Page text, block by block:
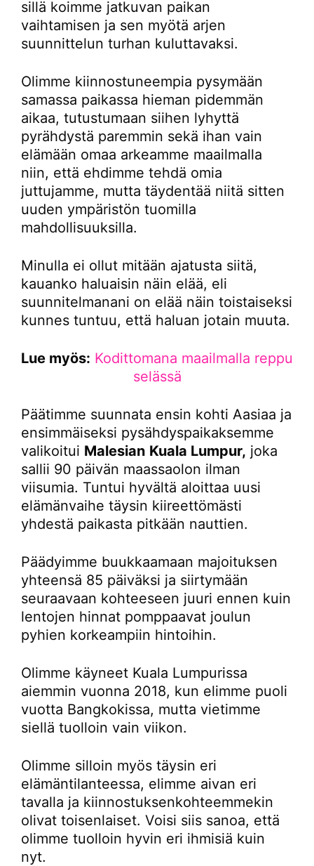
sillä koimme jatkuvan paikan
vaihtamisen ja sen myötä arjen
suunnittelun turhan kuluttavaksi.
Olimme kiinnostuneempia pysymään
samassa paikassa hieman pidemmän
aikaa, tutustumaan siihen lyhyttä
pyrähdystä paremmin sekä ihan vain
elämään omaa arkeamme maailmalla
niin, että ehdimme tehdä omia
juttujamme, mutta täydentää niitä sitten
uuden ympäristön tuomilla
mahdollisuuksilla.
Minulla ei ollut mitään ajatusta siitä,
kauanko haluaisin näin elää, eli
suunnitelmanani on elää näin toistaiseksi
kunnes tuntuu, että haluan jotain muuta.
Lue myös: Kodittomana maailmalla reppu
selässä
Päätimme suunnata ensin kohti Aasiaa ja
ensimmäiseksi pysähdyspaikaksemme
valikoitui Malesian Kuala Lumpur, joka
sallii 90 päivän maassaolon ilman
viisumia. Tuntui hyvältä aloittaa uusi
elämänvaihe täysin kiireettömästi
yhdestä paikasta pitkään nauttien.
Päädyimme buukkaamaan majoituksen
yhteensä 85 päiväksi ja siirtymään
seuraavaan kohteeseen juuri ennen kuin
lentojen hinnat pomppaavat joulun
pyhien korkeampiin hintoihin.
Olimme käyneet Kuala Lumpurissa
aiemmin vuonna 2018, kun elimme puoli
vuotta Bangkokissa, mutta vietimme
siellä tuolloin vain viikon.
Olimme silloin myös täysin eri
elämäntilanteessa, elimme aivan eri
tavalla ja kiinnostuksenkohteemmekin
olivat toisenlaiset. Voisi siis sanoa, että
olimme tuolloin hyvin eri ihmisiä kuin
nyt.